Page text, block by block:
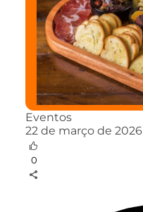
Eventos
22 de março de 2026
0